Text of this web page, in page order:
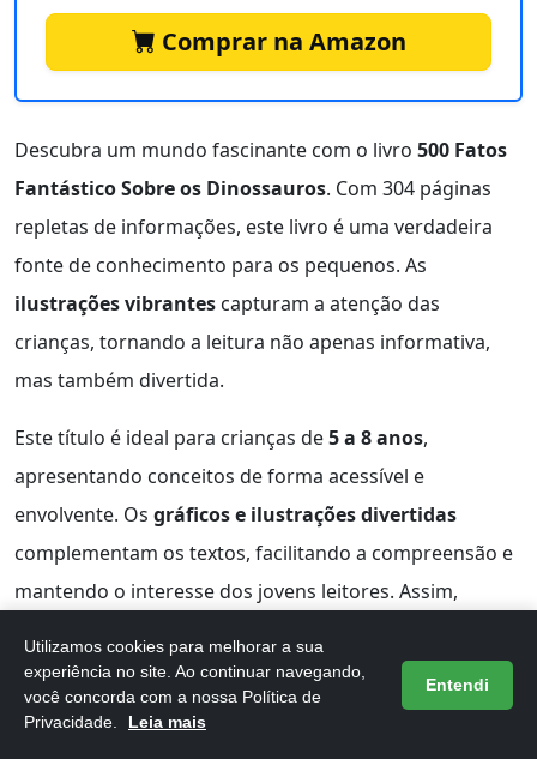
Comprar na Amazon
Descubra um mundo fascinante com o livro 500 Fatos
Fantástico Sobre os Dinossauros. Com 304 páginas
repletas de informações, este livro é uma verdadeira
fonte de conhecimento para os pequenos. As
ilustrações vibrantes capturam a atenção das
crianças, tornando a leitura não apenas informativa,
mas também divertida.
Este título é ideal para crianças de5 a 8 anos,
apresentando conceitos de forma acessível e
envolvente. Os gráficos e ilustrações divertidas
complementam os textos, facilitando a compreensão e
mantendo o interesse dos jovens leitores. Assim,
experiência memorável.
Os pais e educadores encontrarão neste livro uma
Utilizamos cookies para melhorar a sua
experiência no site. Ao continuar navegando,
você concorda com a nossa Política de
Privacidade.
Leia mais
Entendi